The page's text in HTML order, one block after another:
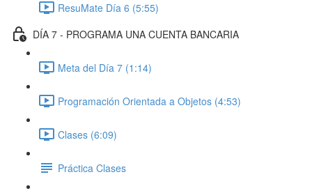
ResuMate Día 6 (5:55)
DÍA 7 - PROGRAMA UNA CUENTA BANCARIA
Meta del Día 7 (1:14)
Programación Orientada a Objetos (4:53)
Clases (6:09)
Práctica Clases